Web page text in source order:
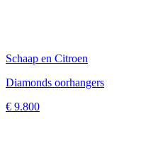
Schaap en Citroen
Diamonds oorhangers
€ 9.800